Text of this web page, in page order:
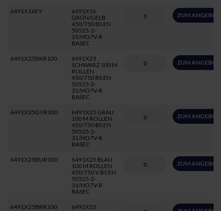
6491X16EY
6491X16
GRÜN/GELB
450/750 BS EN
50525-2-
31/HO7V-R
BASEC
ZUM
6491X25BKR100
6491X25
SCHWARZ 100 M
ROLLEN
450/750 BS EN
50525-2-
31/HO7V-R
BASEC
ZUM
6491X25GYR100
6491X25 GRAU
100 M ROLLEN
450/750 BS EN
50525-2-
31/HO7V-R
BASEC
ZUM
6491X25BUR100
6491X25 BLAU
100 M ROLLEN
450/750 V BS EN
50525-2-
31/HO7V-R
BASEC
ZUM
6491X25BRR100
6491X25